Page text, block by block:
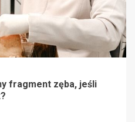
fragment zęba, jeśli